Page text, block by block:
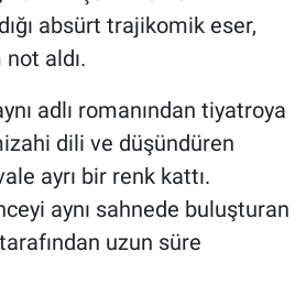
absürt trajikomik eser,
aldı.
adlı romanından tiyatroya
dili ve düşündüren
ayrı bir renk kattı.
aynı sahnede buluşturan
uzun süre